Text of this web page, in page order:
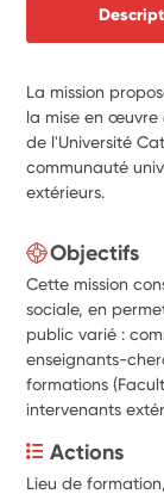
La mission
la mise en œuvre
de l'Université
communauté
extérieurs.
Objectifs
Cette mission
sociale, en
public varié :
enseignants-
formations
intervenants
Actions
Lieu de